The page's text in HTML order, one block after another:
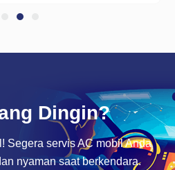
Dingin?
Segera servis AC mobil Anda
nyaman saat berkendara.